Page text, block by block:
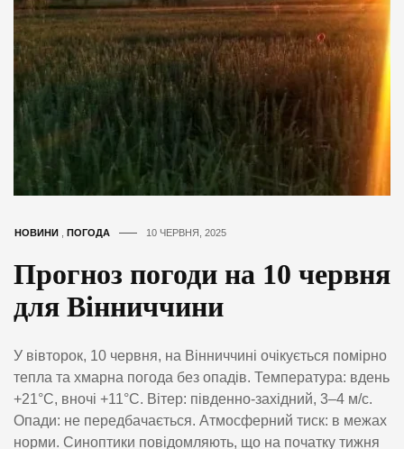
НОВИНИ ПОГОДА 10 ЧЕРВНЯ, 2025
Прогноз погоди на 10 червня
для Вінниччини
У вівторок, 10 червня, на Вінниччині очікується помірно
тепла та хмарна погода без опадів. Температура: вдень
+21°C, вночі +11°C. Вітер: південно-західний, 3–4 м/с.
Опади: не передбачається. Атмосферний тиск: в межах
норми. Синоптики повідомляють, що на початку тижня